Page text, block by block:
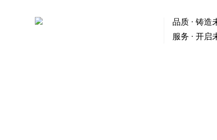
品质 · 铸造
服务 · 开启